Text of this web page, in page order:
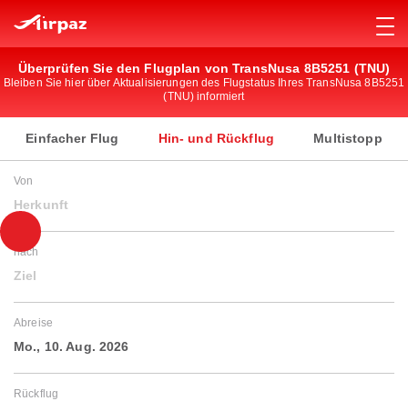
Überprüfen Sie den Flugplan von TransNusa 8B5251 (TNU)
Bleiben Sie hier über Aktualisierungen des Flugstatus Ihres TransNusa 8B5251
(TNU) informiert
Einfacher Flug Hin- und Rückflug Multistopp
Von
Herkunft
nach
Ziel
Abreise
Mo., 10. Aug. 2026
Rückflug